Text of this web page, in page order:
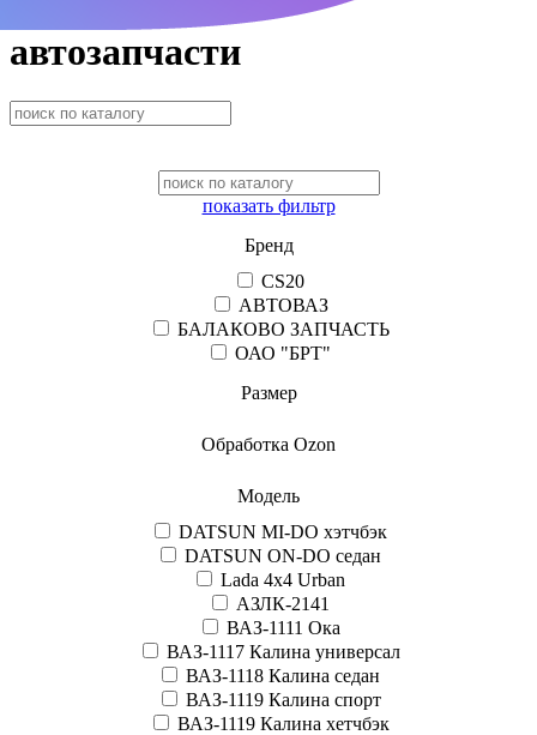
автозапчасти
показать фильтр
Бренд
CS20
АВТОВАЗ
БАЛАКОВО ЗАПЧАСТЬ
ОАО "БРТ"
Размер
Обработка Ozon
Модель
DATSUN MI-DO хэтчбэк
DATSUN ON-DO седан
Lada 4x4 Urban
АЗЛК-2141
ВАЗ-1111 Ока
ВАЗ-1117 Калина универсал
ВАЗ-1118 Калина седан
ВАЗ-1119 Калина спорт
ВАЗ-1119 Калина хетчбэк